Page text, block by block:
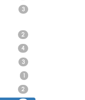
3
2
4
3
1
2